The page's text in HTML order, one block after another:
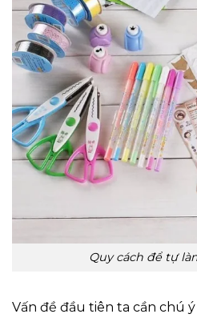
Quy cách để tự
Vấn đề đầu tiên ta cần chú